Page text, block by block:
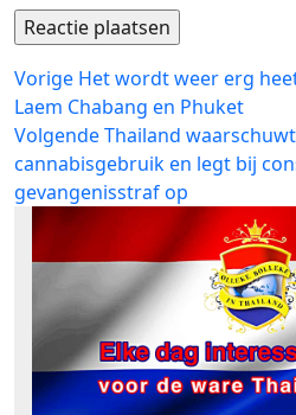
Bericht
navigatie
Vorige Vorig
bericht:
Het wordt weer erg
Laem Chabang en Phuket
VolgendeVolgend
bericht:
Thailand
cannabisgebruik en legt bij
gevangenisstraf op